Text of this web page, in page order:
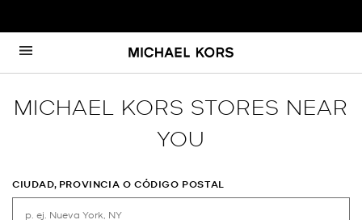
Ir al contenido
Volver a navegación
MICHAEL KORS STORES NEAR
YOU
CIUDAD, PROVINCIA O CÓDIGO POSTAL